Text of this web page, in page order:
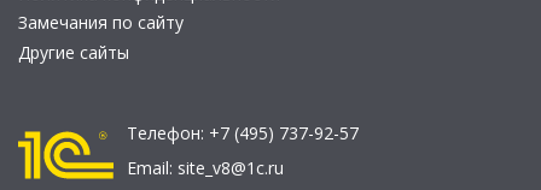
Замечания по сайту
Другие сайты
Телефон: +7 (495) 737-92-57
Email: site_v8@1c.ru